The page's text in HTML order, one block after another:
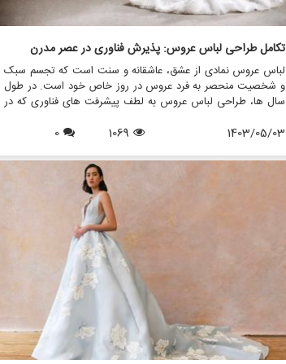
تکامل طراحی لباس عروس: پذیرش فناوری در عصر مدرن
لباس عروس نمادی از عشق، عاشقانه و سنت است که تجسم سبک
و شخصیت منحصر به فرد عروس در روز خاص خود است. در طول
سال ها، طراحی لباس عروس به لطف پیشرفت های فناوری که در
به طور قابل توجهی تکامل یافته است. در این مقاله، نقش
تمرکز بر این که مزون چرخچی، یک فروشگاه پیشرو عروس، چگونه
از تکنولوژی استفاده می کند تا تجربه ای یکپارچه و نوآورانه را برای
عروس هایی که به دنبال لباس رویایی خود هستند، ارائه دهد.
1403/05/03
1069
0